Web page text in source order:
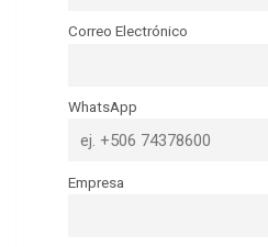
Correo Electrónico
WhatsApp
Empresa